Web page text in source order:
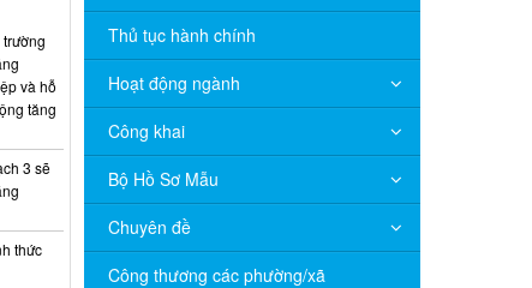
Thủ tục hành chính
Hoạt động ngành
Công khai
Bộ Hồ Sơ Mẫu
Chuyên đề
Công thương các phường/xã
và hỗ
tăng
3 sẽ
thức